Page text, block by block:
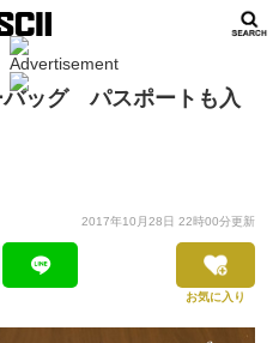
バッグ パスポートも入
2017年10月28日 22時00分更新
お気に入り